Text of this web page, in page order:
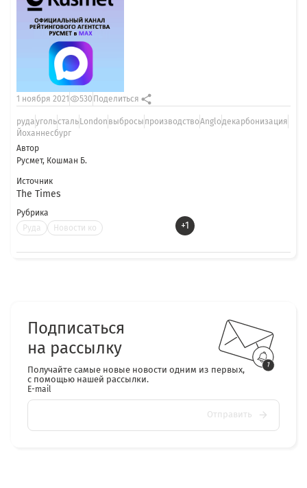
Автор
Русмет, Кошман Б.
Источник
The Times
Рубрика
Руда
Новости ко +1
1 ноября 2021 530 Поделиться
рудаугольсталь London выбросы производствоAngloдекарбонизация
Йоханнесбург
Подписаться
на рассылку
Получайте самые новые новости одним из первых,
с помощью нашей рассылки.
E-mail
Отправить